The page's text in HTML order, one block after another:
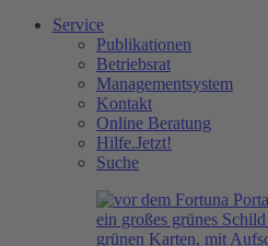
Service
Publikationen
Betriebsrat
Managementsystem
Kontakt
Online Beratung
Hilfe.Jetzt!
Suche